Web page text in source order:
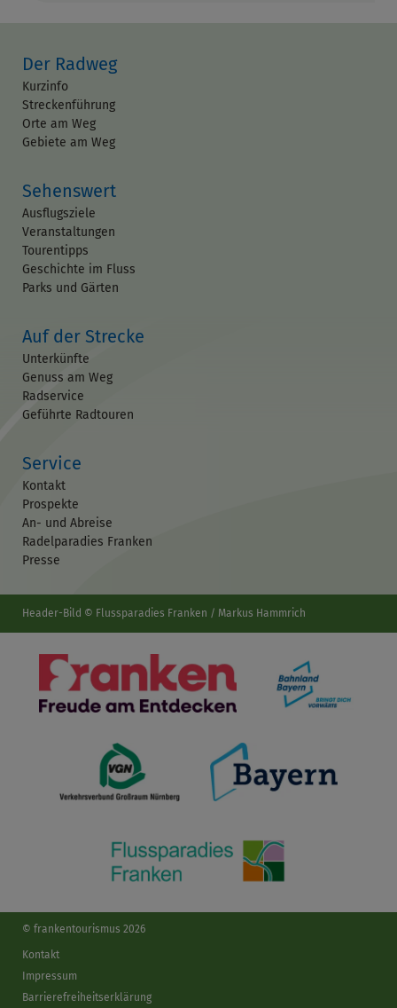
Der Radweg
Kurzinfo
Streckenführung
Orte am Weg
Gebiete am Weg
Sehenswert
Ausflugsziele
Veranstaltungen
Tourentipps
Geschichte im Fluss
Parks und Gärten
Auf der Strecke
Unterkünfte
Genuss am Weg
Radservice
Geführte Radtouren
Service
Kontakt
Prospekte
An- und Abreise
Radelparadies Franken
Presse
Header-Bild © Flussparadies Franken / Markus Hammrich
© frankentourismus 2026
Kontakt
Impressum
Barrierefreiheitserklärung